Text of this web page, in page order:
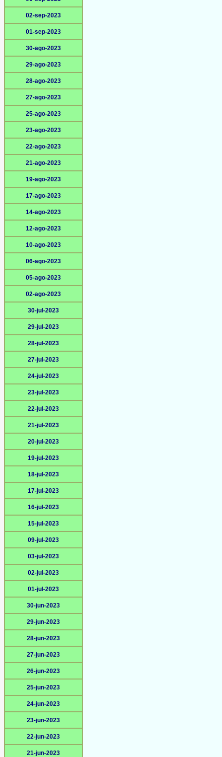
02-sep-2023
01-sep-2023
30-ago-2023
29-ago-2023
28-ago-2023
27-ago-2023
25-ago-2023
23-ago-2023
22-ago-2023
21-ago-2023
19-ago-2023
17-ago-2023
14-ago-2023
12-ago-2023
10-ago-2023
06-ago-2023
05-ago-2023
02-ago-2023
30-jul-2023
29-jul-2023
28-jul-2023
27-jul-2023
24-jul-2023
23-jul-2023
22-jul-2023
21-jul-2023
20-jul-2023
19-jul-2023
18-jul-2023
17-jul-2023
16-jul-2023
15-jul-2023
09-jul-2023
03-jul-2023
02-jul-2023
01-jul-2023
30-jun-2023
29-jun-2023
28-jun-2023
27-jun-2023
26-jun-2023
25-jun-2023
24-jun-2023
23-jun-2023
22-jun-2023
21-jun-2023